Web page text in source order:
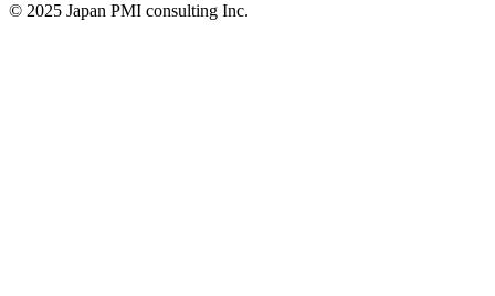
© 2025 Japan PMI consulting Inc.